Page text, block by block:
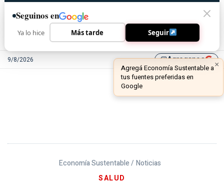
9/8/2026 library_addAgreganos
Economía Sustentable / Noticias
SALUD
Seguinos en
Ya lo hice Más tarde Seguir